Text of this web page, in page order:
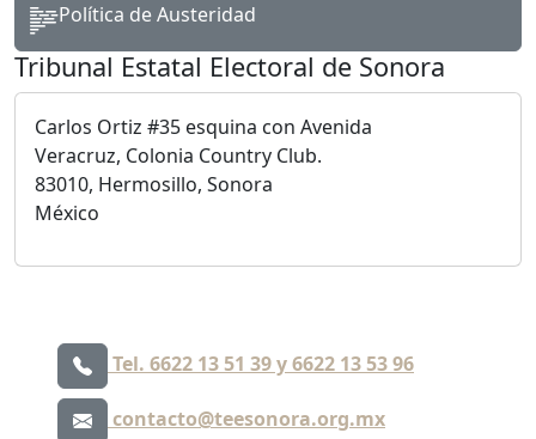
Política de Austeridad
Tribunal Estatal Electoral de Sonora
Carlos Ortiz #35 esquina con Avenida
Veracruz, Colonia Country Club.
83010, Hermosillo, Sonora
México
Tel. 6622 13 51 39 y 6622 13 53 96
contacto@teesonora.org.mx